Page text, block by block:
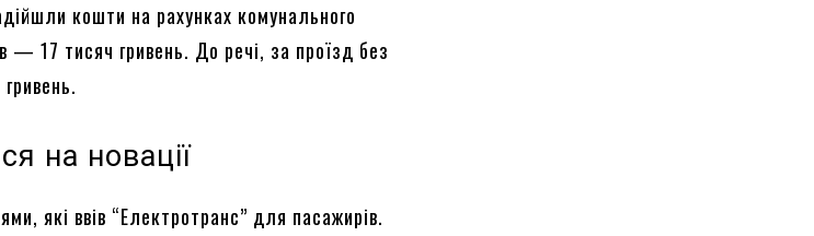
кошти на рахунках комунального
— 17 тисяч гривень. До речі, за проїзд без
на новації
які ввів “Електротранс” для пасажирів.